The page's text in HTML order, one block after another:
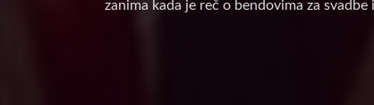
zanima kada je reč o bendovima za